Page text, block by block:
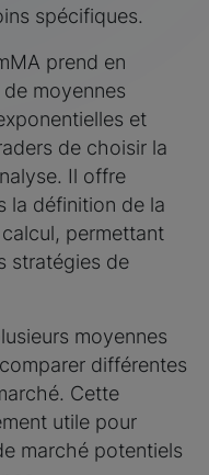
spécifiques.
prend en
moyennes
et
de choisir la
Il offre
la définition de la
permettant
stratégies de
moyennes
différentes
Cette
utile pour
marché potentiels